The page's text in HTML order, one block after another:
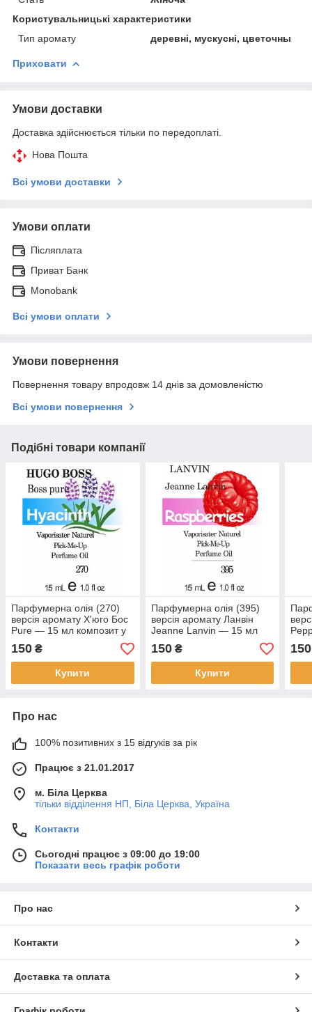
Користувальницькі характеристики
Тип аромату
деревні, мускусні, цветочны
Приховати
Умови доставки
Доставка здійснюється тільки по передоплаті.
Нова Пошта
Всі умови доставки
Умови оплати
Післяплата
Приват Банк
Monobank
Всі умови оплати
Умови повернення
Повернення товару впродовж 14 днів за домовленістю
Всі умови повернення
Подібні товари компанії
Парфумерна олія (270)
версія аромату Х'юго Бос
Pure — 15 мл композит у
ролоні
150 ₴
Купити
Парфумерна олія (395)
версія аромату Ланвін
Jeanne Lanvin — 15 мл
композит у ролоні
150₴
Купити
150
Про нас
100% позитивних з 15 відгуків за рік
Працює з 21.01.2017
м. Біла Церква
тільки відділення НП, Біла Церква, Україна
Контакти
Сьогодні працює з 09:00 до 19:00
Показати весь графік роботи
Про нас
Контакти
Доставка та оплата